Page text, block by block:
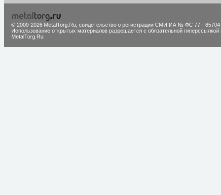
© 2000-2026 MetalTorg.Ru, cвидетельство о регистрации СМИ ИА № ФС 77 - 85704
Использование открытых материалов разрешается с обязательной гиперссылкой
MetalTorg.Ru